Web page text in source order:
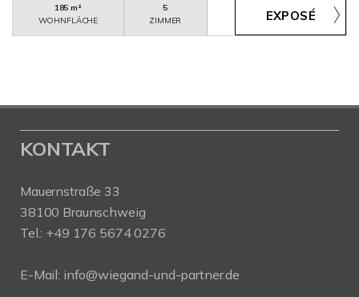
185 m²
WOHNFLÄCHE
5
ZIMMER
KONTAKT
Mauernstraße 33
38100 Braunschweig
Tel.: +49 176 5674 0276
E-Mail: info@wiegand-und-partner.de